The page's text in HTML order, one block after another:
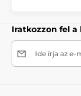
túlmenően,
termékre, ne
szállítás
Iratkozzon fel a
Ide írja az e-